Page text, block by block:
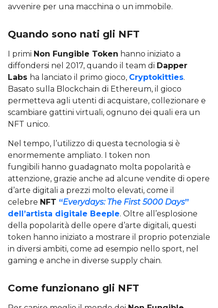
avvenire per una macchina o un immobile.
Quando sono nati gli NFT
I primi Non Fungible Token hanno iniziato a
diffondersi nel 2017, quando il team di Dapper
Labs ha lanciato il primo gioco, Cryptokitties.
Basato sulla Blockchain di Ethereum, il gioco
permetteva agli utenti di acquistare, collezionare e
scambiare gattini virtuali, ognuno dei quali era un
NFT unico.
Nel tempo, l’utilizzo di questa tecnologia si è
enormemente ampliato. I token non
fungibili hanno guadagnato molta popolarità e
attenzione, grazie anche ad alcune vendite di opere
d’arte digitali a prezzi molto elevati, come il
celebre NFT “Everydays: The First 5000 Days”
dell’artista digitale Beeple. Oltre all’esplosione
della popolarità delle opere d’arte digitali, questi
token hanno iniziato a mostrare il proprio potenziale
in diversi ambiti, come ad esempio nello sport, nel
gaming e anche in diverse supply chain.
Come funzionano gli NFT